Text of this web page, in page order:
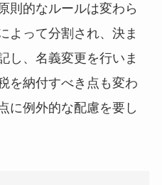
則的なルールは変わら
よって分割され、決ま
し、名義変更を行いま
を納付すべき点も変わ
に例外的な配慮を要し